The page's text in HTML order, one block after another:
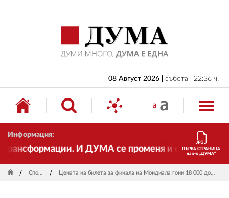
08 Август 2026 събота 22:36 ч.
Информация:
И ДУМА се променя и става
ПЪРВА СТРАНИЦА
на в-к „ДУМА“
Спорт Цената на билета за финала на Мондиала гони 18 000 долара
БЪЛГАРИЯ
ИКОНОМИКА
ИЗБОРИ
СВЯТ